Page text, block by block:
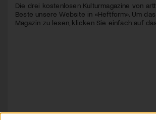
Die drei kostenlosen Kulturmagazine von
Beste unsere Website in «Heftform». Um
Magazin zu lesen, klicken Sie einfach auf